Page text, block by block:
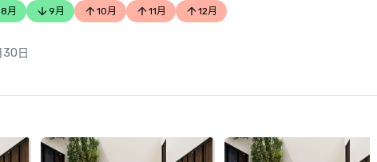
8月 9月 10月 11月 12月
30日